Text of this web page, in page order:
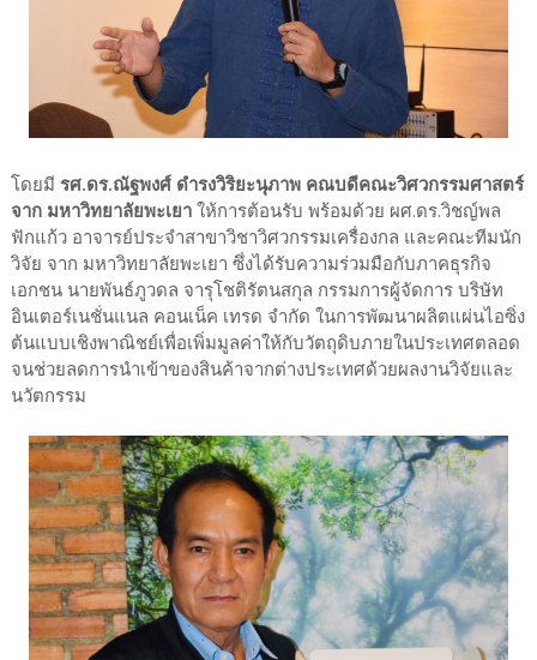
โดยมี รศ.ดร.ณัฐพงศ์ ดำรงวิริยะนุภาพ คณบดีคณะวิศวกรรมศาสตร์
จาก มหาวิทยาลัยพะเยา ให้การต้อนรับ พร้อมด้วย ผศ.ดร.วิชญ์พล
ฟักแก้ว อาจารย์ประจำสาขาวิชาวิศวกรรมเครื่องกล และคณะทีมนัก
วิจัย จาก มหาวิทยาลัยพะเยา ซึ่งได้รับความร่วมมือกับภาคธุรกิจ
เอกชน นายพันธ์ภูวดล จารุโชติรัตนสกุล กรรมการผู้จัดการ บริษัท
อินเตอร์เนชั่นแนล คอนเน็ค เทรด จำกัด ในการพัฒนาผลิตแผ่นไอซิ่ง
ต้นแบบเชิงพาณิชย์เพื่อเพิ่มมูลค่าให้กับวัตถุดิบภายในประเทศตลอด
จนช่วยลดการนำเข้าของสินค้าจากต่างประเทศด้วยผลงานวิจัยและ
นวัตกรรม